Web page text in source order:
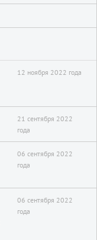
12 ноября 2022 года
21 сентября 2022
года
06 сентября 2022
года
06 сентября 2022
года